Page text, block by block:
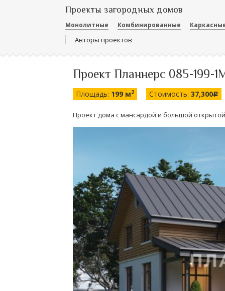
Проекты загородных домов
Монолитные Комбинированные
Авторы проектов
Проект Планнерс 085-199-
Площадь: 199 м2 Стоимость: 37,300c
Проект дома с мансардой и большой